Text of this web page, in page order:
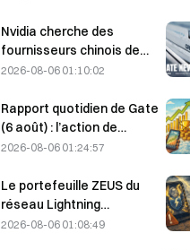
Nvidia cherche des
fournisseurs chinois de
stations de base IA pour
6G
2026-08-06 01:10:02
Rapport quotidien de Gate
(6 août) : l’action de
préférence STRC de
fortement ; Block relève
ses prévisions de
résultats pour l’ensemble
2026-08-06 01:24:57
Le portefeuille ZEUS du
réseau Lightning
temporairement mis hors
2026-08-06 01:08:49